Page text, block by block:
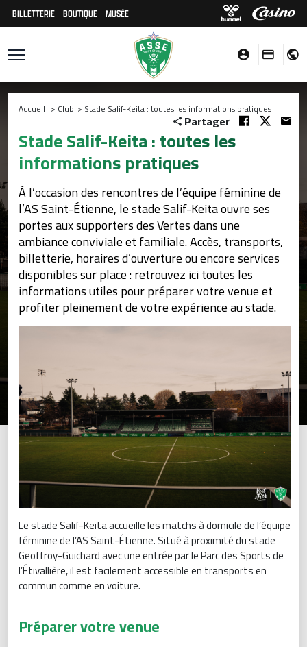
BILLETTERIE BOUTIQUE MUSÉE
Accueil > Club > Stade Salif-Keita : toutes les informations pratiques
Partager
Stade Salif-Keita : toutes les
informations pratiques
À l’occasion des rencontres de l’équipe féminine de
l’AS Saint-Étienne, le stade Salif-Keita ouvre ses
portes aux supporters des Vertes dans une
ambiance conviviale et familiale. Accès, transports,
billetterie, horaires d’ouverture ou encore services
disponibles sur place : retrouvez ici toutes les
informations utiles pour préparer votre venue et
profiter pleinement de votre expérience au stade.
Le stade Salif-Keita accueille les matchs à domicile de l’équipe
féminine de l’AS Saint-Étienne. Situé à proximité du stade
Geoffroy-Guichard avec une entrée par le Parc des Sports de
l’Étivallière, il est facilement accessible en transports en
commun comme en voiture.
Préparer votre venue